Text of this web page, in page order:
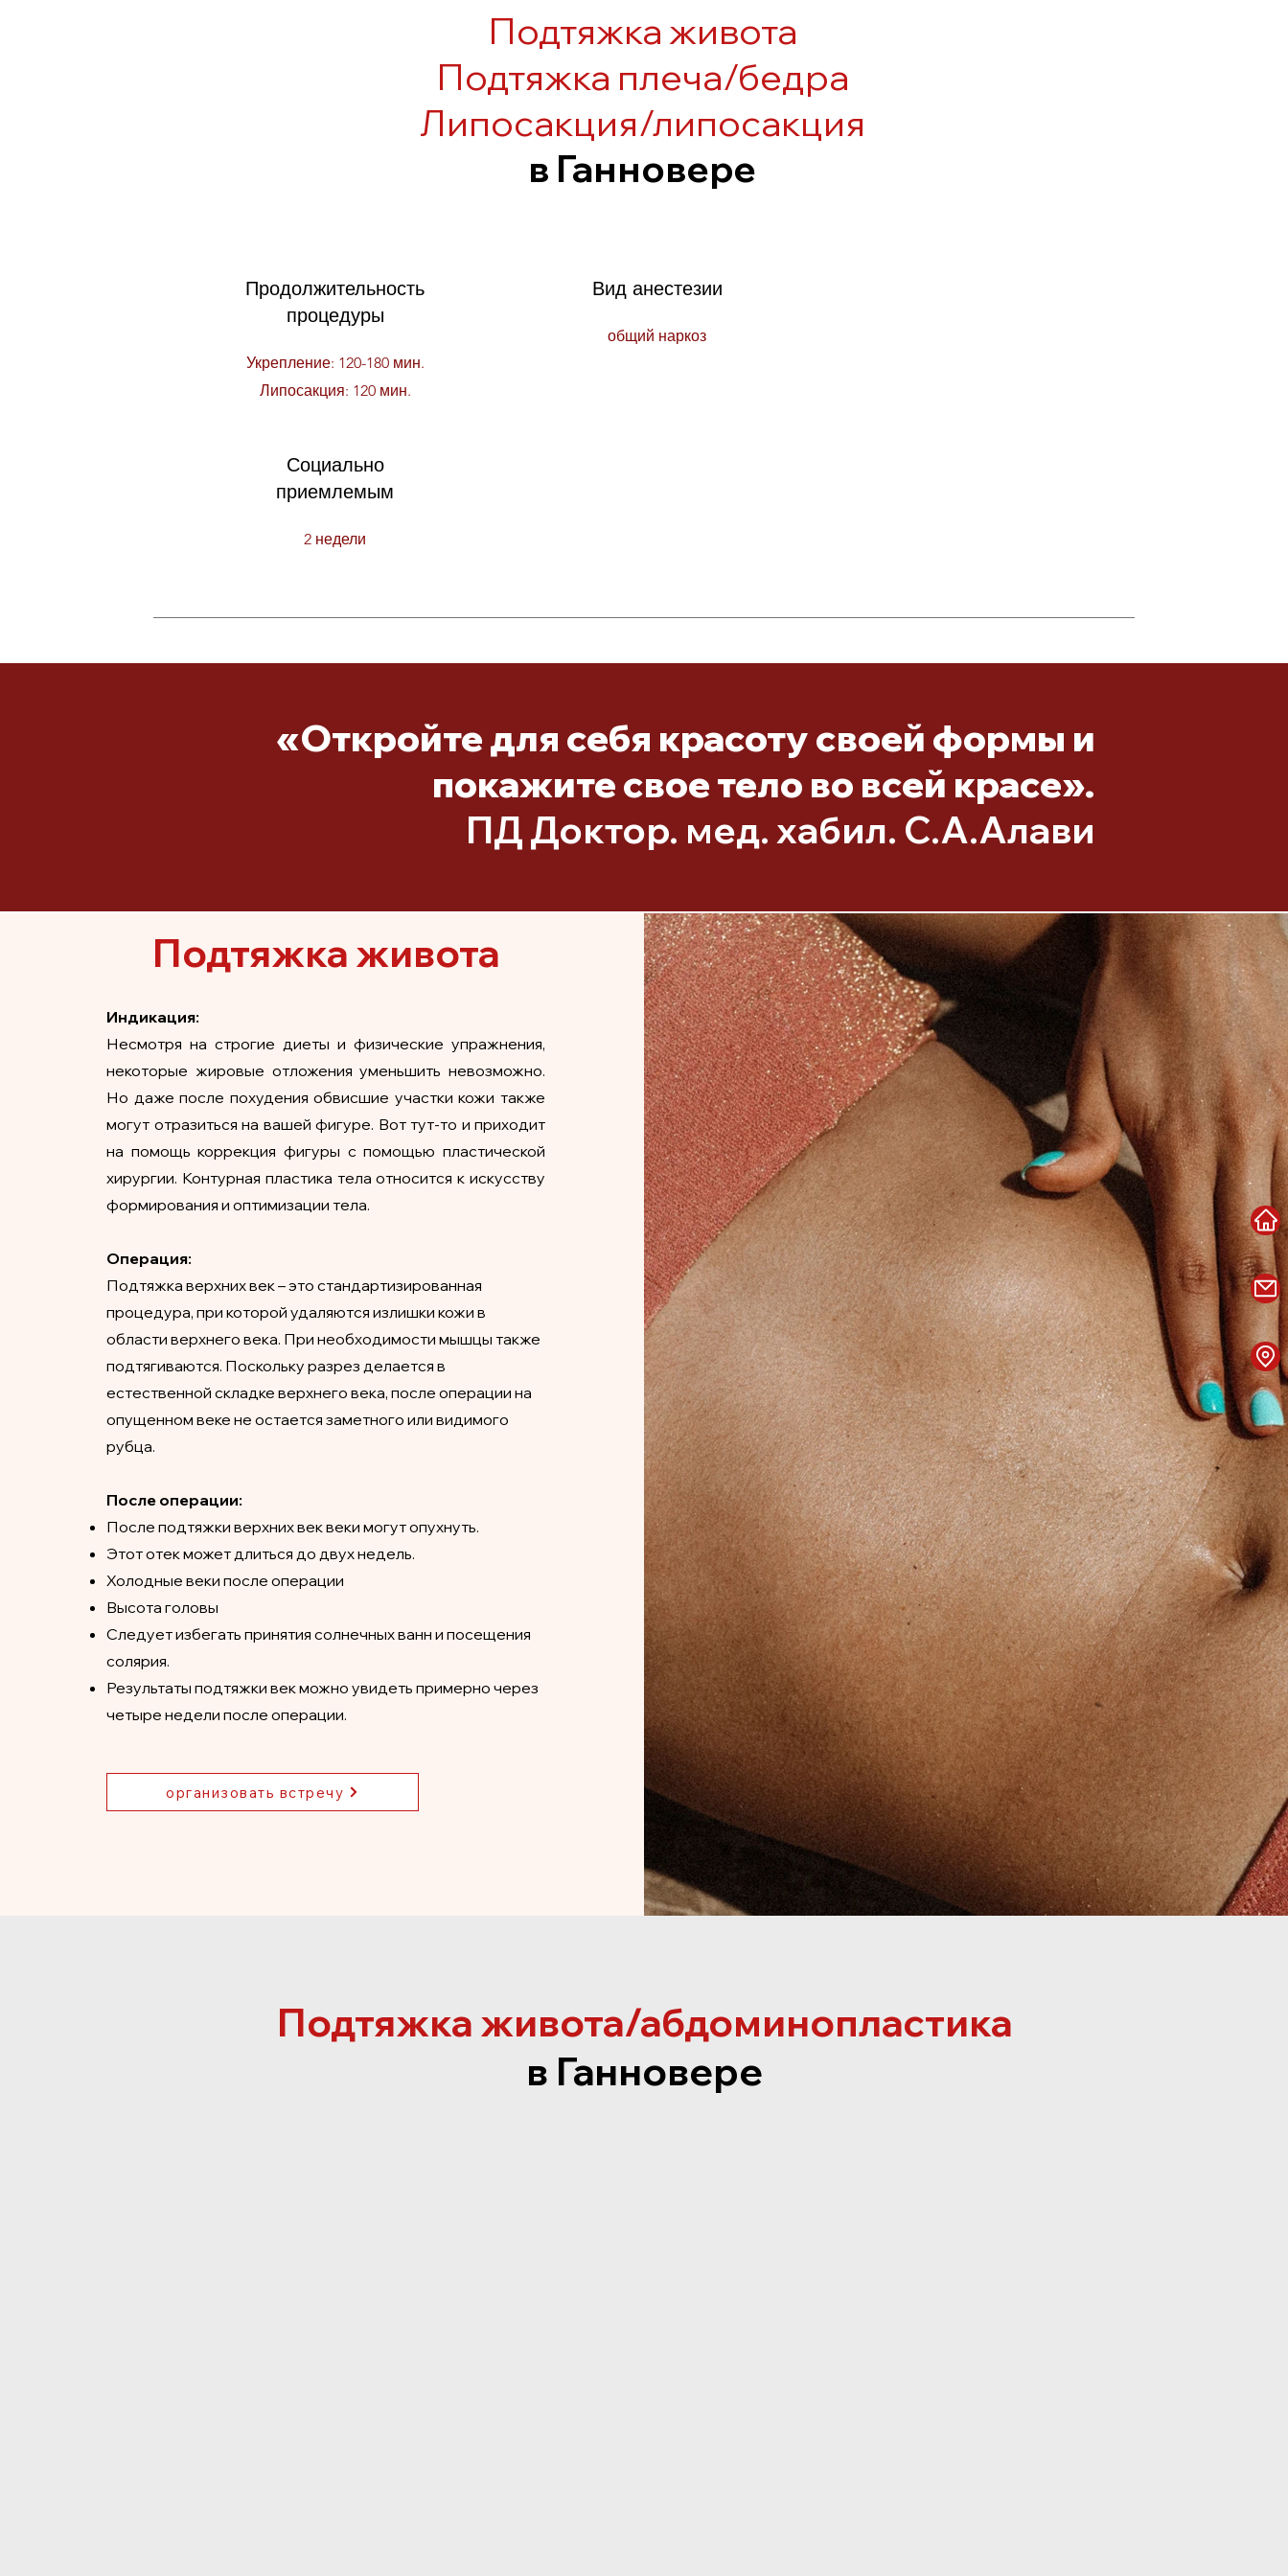
Подтяжка живота
Подтяжка плеча/бедра
Липосакция/липосакция
в Ганновере
Продолжительность
процедуры
Укрепление: 120-180 мин.
Липосакция: 120 мин.
Вид анестезии
общий наркоз
Социально
приемлемым
2 недели
«Откройте для себя красоту своей формы и
покажите свое тело во всей красе».
ПД Доктор. мед. хабил. С.А.Алави
Подтяжка живота
Индикация:
Несмотря на строгие диеты и физические упражнения,
некоторые жировые отложения уменьшить невозможно.
Но даже после похудения обвисшие участки кожи также
могут отразиться на вашей фигуре. Вот тут-то и приходит
на помощь коррекция фигуры с помощью пластической
хирургии. Контурная пластика тела относится к искусству
формирования и оптимизации тела.
Операция:
Подтяжка верхних век – это стандартизированная
процедура, при которой удаляются излишки кожи в
области верхнего века. При необходимости мышцы также
подтягиваются. Поскольку разрез делается в
естественной складке верхнего века, после операции на
опущенном веке не остается заметного или видимого
рубца.
После операции:
После подтяжки верхних век веки могут опухнуть.
Этот отек может длиться до двух недель.
Холодные веки после операции
Высота головы
Следует избегать принятия солнечных ванн и посещения
солярия.
Результаты подтяжки век можно увидеть примерно через
четыре недели после операции.
организовать встречу
Подтяжка живота/абдоминопластика
в Ганновере